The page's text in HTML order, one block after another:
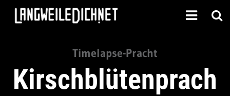
Timelapse-Pracht
Kirschblütenprach